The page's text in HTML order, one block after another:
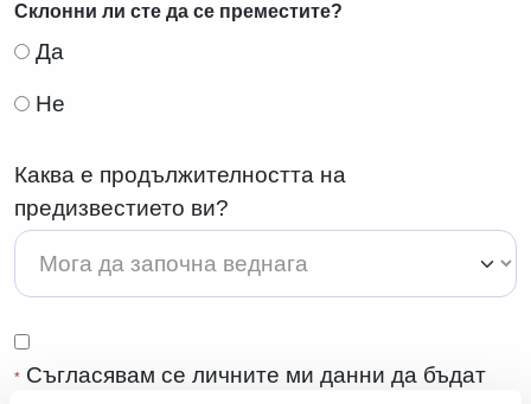
Склонни ли сте да се преместите?
Да
Не
Каква е продължителността на
предизвестието ви?
* Съгласявам се личните ми данни да бъдат